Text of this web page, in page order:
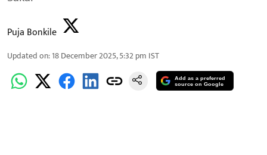
Puja Bonkile
Updated on:18 December 2025, 5:32 pm IST
Add as a preferred
source on Google